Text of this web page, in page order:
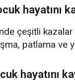
hayatını
çeşitli kazalar
patlama
hayatını